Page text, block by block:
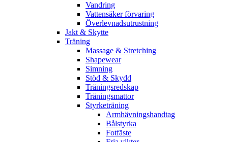
Vandring
Vattensäker förvaring
Överlevnadsutrustning
Jakt & Skytte
Träning
Massage & Stretching
Shapewear
Simning
Stöd & Skydd
Träningsredskap
Träningsmattor
Styrketräning
Armhävningshandtag
Bålstyrka
Fotfäste